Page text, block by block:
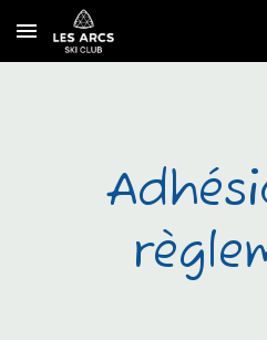
Skip to main content